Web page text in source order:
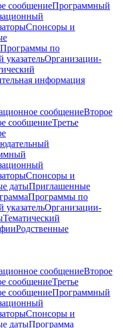
сообщениеПрограммный
Спонсоры и
Программы по
указательОрганизации-
информация
сообщениеВторое
сообщениеТретье
Спонсоры и
датыПриглашенные
Программы по
указательОрганизации-
Тематический
Родственные
сообщениеВторое
сообщениеТретье
сообщениеПрограммный
Спонсоры и
датыПрограмма